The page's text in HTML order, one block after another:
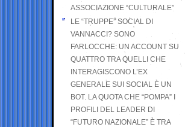
ASSOCIAZIONE “CULTURALE”
LE “TRUPPE” SOCIAL DI
VANNACCI? SONO
FARLOCCHE: UN ACCOUNT SU
QUATTRO TRA QUELLI CHE
INTERAGISCONO L’EX
GENERALE SUI SOCIAL È UN
BOT. LA QUOTA CHE “POMPA” I
PROFILI DEL LEADER DI
“FUTURO NAZIONALE” È TRA